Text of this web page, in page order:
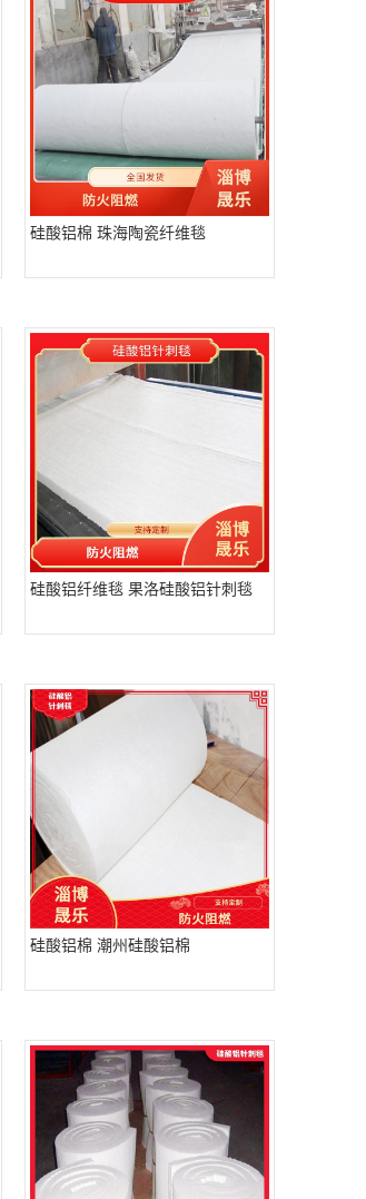
硅酸铝棉 珠海陶瓷纤维毯
硅酸铝纤维毯 果洛硅酸铝针刺毯
硅酸铝棉 潮州硅酸铝棉